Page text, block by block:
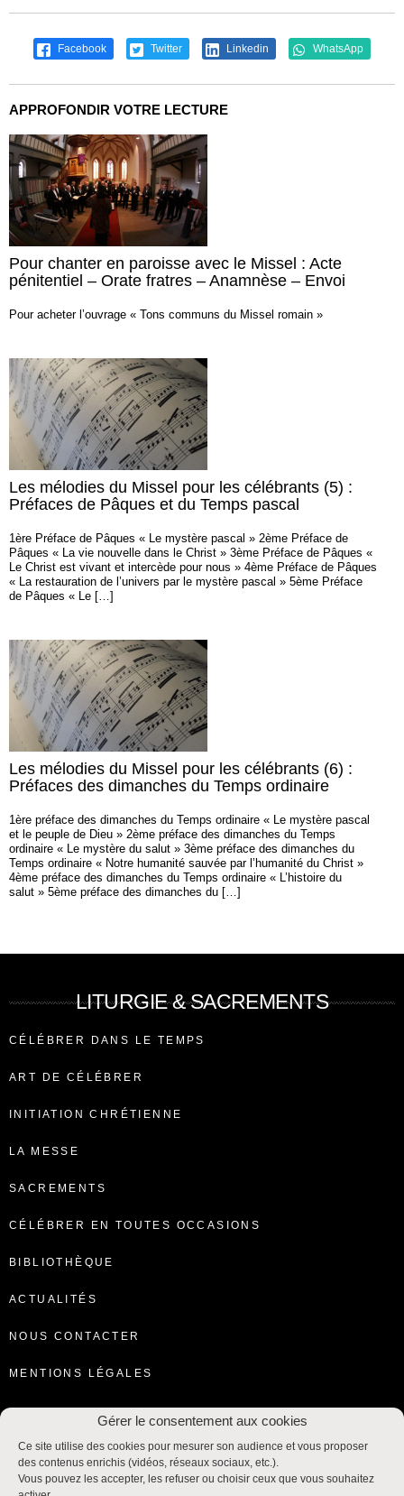
Gérer le consentement aux cookies
Ce site utilise des cookies pour mesurer son audience et vous proposer
des contenus enrichis (vidéos, réseaux sociaux, etc.).
Vous pouvez les accepter, les refuser ou choisir ceux que vous souhaitez
Facebook Twitter Linkedin WhatsApp
APPROFONDIR VOTRE LECTURE
Pour chanter en paroisse avec le Missel : Acte
pénitentiel – Orate fratres – Anamnèse – Envoi
Pour acheter l’ouvrage « Tons communs du Missel romain »
Les mélodies du Missel pour les célébrants (5) :
Préfaces de Pâques et du Temps pascal
1ère Préface de Pâques « Le mystère pascal » 2ème Préface de
Pâques « La vie nouvelle dans le Christ » 3ème Préface de Pâques «
Le Christ est vivant et intercède pour nous » 4ème Préface de Pâques
« La restauration de l’univers par le mystère pascal » 5ème Préface
de Pâques « Le […]
Les mélodies du Missel pour les célébrants (6) :
Préfaces des dimanches du Temps ordinaire
1ère préface des dimanches du Temps ordinaire « Le mystère pascal
et le peuple de Dieu » 2ème préface des dimanches du Temps
ordinaire « Le mystère du salut » 3ème préface des dimanches du
Temps ordinaire « Notre humanité sauvée par l’humanité du Christ »
4ème préface des dimanches du Temps ordinaire « L’histoire du
salut » 5ème préface des dimanches du […]
LITURGIE & SACREMENTS
CÉLÉBRER DANS LE TEMPS
ART DE CÉLÉBRER
INITIATION CHRÉTIENNE
LA MESSE
SACREMENTS
CÉLÉBRER EN TOUTES OCCASIONS
BIBLIOTHÈQUE
ACTUALITÉS
NOUS CONTACTER
MENTIONS LÉGALES